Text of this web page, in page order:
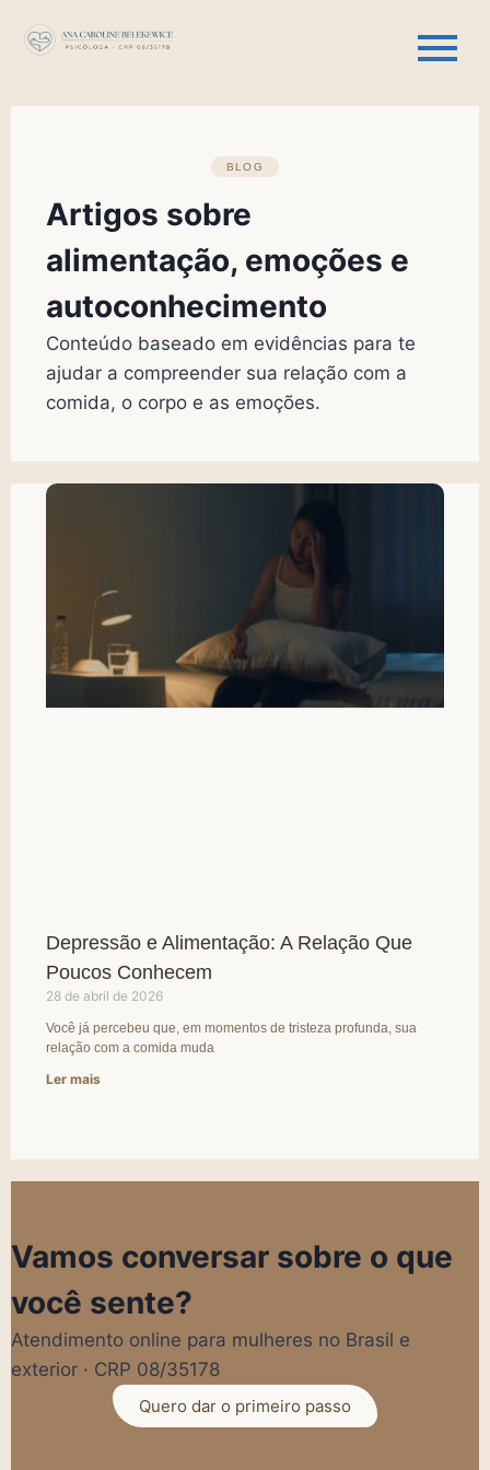
BLOG
Artigos sobre
alimentação, emoções e
autoconhecimento
Conteúdo baseado em evidências para te
ajudar a compreender sua relação com a
comida, o corpo e as emoções.
Depressão e Alimentação: A Relação Que
Poucos Conhecem
28 de abril de 2026
Você já percebeu que, em momentos de tristeza profunda, sua
relação com a comida muda
Ler mais
Vamos conversar sobre o que
você sente?
Atendimento online para mulheres no Brasil e
exterior · CRP 08/35178
Quero dar o primeiro passo